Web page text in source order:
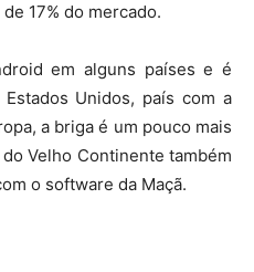
17% do mercado.
em alguns países e é
Unidos, país com a
a briga é um pouco mais
Velho Continente também
o software da Maçã.